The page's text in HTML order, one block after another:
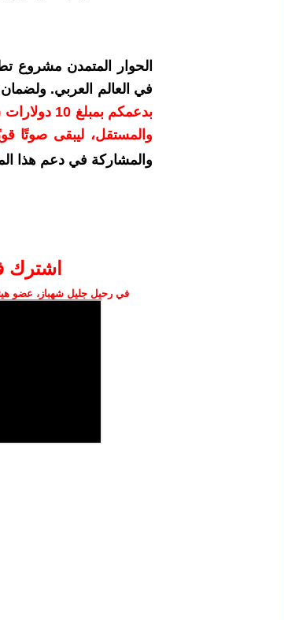
الحوار المتمدن مشروع
في العالم العربي.
بدعمكم
والمستقل، ليبقى صوتًا
والمشاركة في دعم هذا
اشترك
في رحيل جليل شهباز، عضو